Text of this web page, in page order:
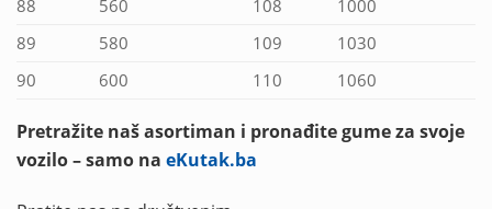
88
560 108
1000
89
580 109
1030
90
600 110 1060
Pretražite naš asortiman i pronađite gume za svoje
vozilo – samo na eKutak.ba